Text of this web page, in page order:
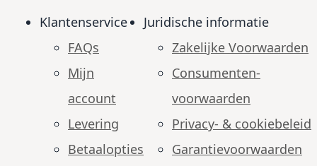
Klantenservice
FAQs
Mijn
account
Levering
Betaalopties
Juridische informatie
Zakelijke Voorwaarden
Consumenten­
voorwaarden
Privacy- & cookiebeleid
Garantie­voorwaarden